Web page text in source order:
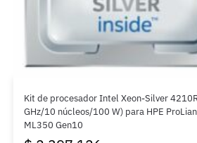
Kit de procesador Intel Xeon-Silver
GHz/10 núcleos/100 W) para HPE
ML350 Gen10